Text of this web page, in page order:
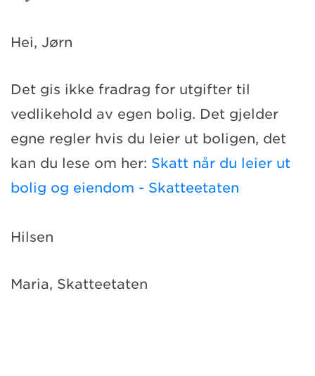
Hei, Jørn
Det gis ikke fradrag for utgifter til
vedlikehold av egen bolig. Det gjelder
egne regler hvis du leier ut boligen, det
kan du lese om her: Skatt når du leier ut
bolig og eiendom - Skatteetaten
Hilsen
Maria, Skatteetaten